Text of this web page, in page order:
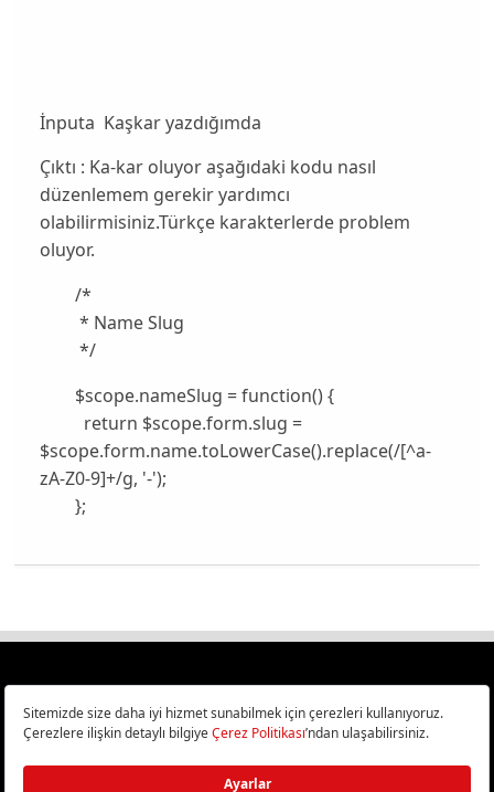
İnputa Kaşkar yazdığımda
Çıktı : Ka-kar oluyor aşağıdaki kodu nasıl
düzenlemem gerekir yardımcı
olabilirmisiniz.Türkçe karakterlerde problem
oluyor.
/*
* Name Slug
*/
$scope.nameSlug = function() {
return $scope.form.slug =
$scope.form.name.toLowerCase().replace(/[^a-
zA-Z0-9]+/g, '-');
};
Türkiye
Bilişim ve Teknoloji Haberleri CHIP Online’da!